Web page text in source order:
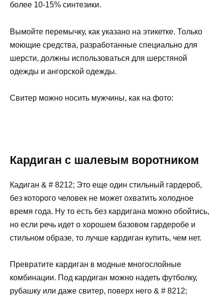
более 10-15% синтезики.
Вымойте перемычку, как указано на этикетке. Только
моющие средства, разработанные специально для
шерсти, должны использоваться для шерстяной
одежды и ангорской одежды.
Свитер можно носить мужчины, как на фото:
Кардиган с шалевым воротником
Кадиган & # 8212; Это еще один стильный гардероб,
без которого человек не может охватить холодное
время года. Ну то есть без кардигана можно обойтись,
но если речь идет о хорошем базовом гардеробе и
стильном образе, то лучше кардиган купить, чем нет.
Превратите кардиган в модные многослойные
комбинации. Под кардиган можно надеть футболку,
рубашку или даже свитер, поверх него & # 8212;